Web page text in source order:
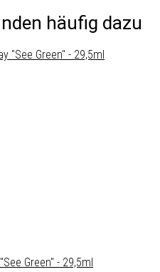
häufig dazu
Green" - 29,5ml